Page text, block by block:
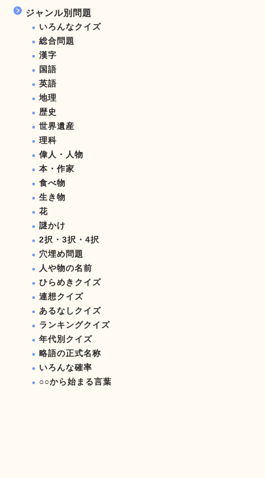
ジャンル別問題
いろんなクイズ
総合問題
漢字
国語
英語
地理
歴史
世界遺産
理科
偉人・人物
本・作家
食べ物
生き物
花
謎かけ
2択・3択・4択
穴埋め問題
人や物の名前
ひらめきクイズ
連想クイズ
あるなしクイズ
ランキングクイズ
年代別クイズ
略語の正式名称
いろんな確率
○○から始まる言葉